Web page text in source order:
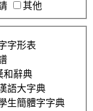
其他
字形表
和辭典
語大字典
生簡體字字典